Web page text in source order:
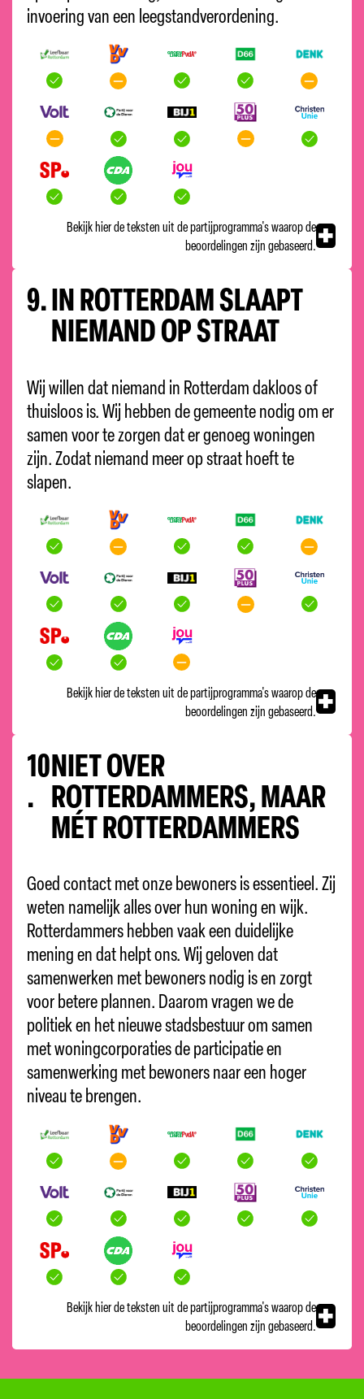
invoering van een leegstandverordening.
Bekijk hier de teksten uit de partijprogramma's waarop de
beoordelingen zijn gebaseerd.
9.IN ROTTERDAM SLAAPT
NIEMAND OP STRAAT
Wij willen dat niemand in Rotterdam dakloos of
thuisloos is. Wij hebben de gemeente nodig om er
samen voor te zorgen dat er genoeg woningen
zijn. Zodat niemand meer op straat hoeft te
slapen.
Bekijk hier de teksten uit de partijprogramma's waarop de
beoordelingen zijn gebaseerd.
10
.
NIET OVER
ROTTERDAMMERS, MAAR
MÉT ROTTERDAMMERS
Goed contact met onze bewoners is essentieel. Zij
weten namelijk alles over hun woning en wijk.
Rotterdammers hebben vaak een duidelijke
mening en dat helpt ons. Wij geloven dat
samenwerken met bewoners nodig is en zorgt
voor betere plannen. Daarom vragen we de
politiek en het nieuwe stadsbestuur om samen
met woningcorporaties de participatie en
samenwerking met bewoners naar een hoger
niveau te brengen.
Bekijk hier de teksten uit de partijprogramma's waarop de
beoordelingen zijn gebaseerd.